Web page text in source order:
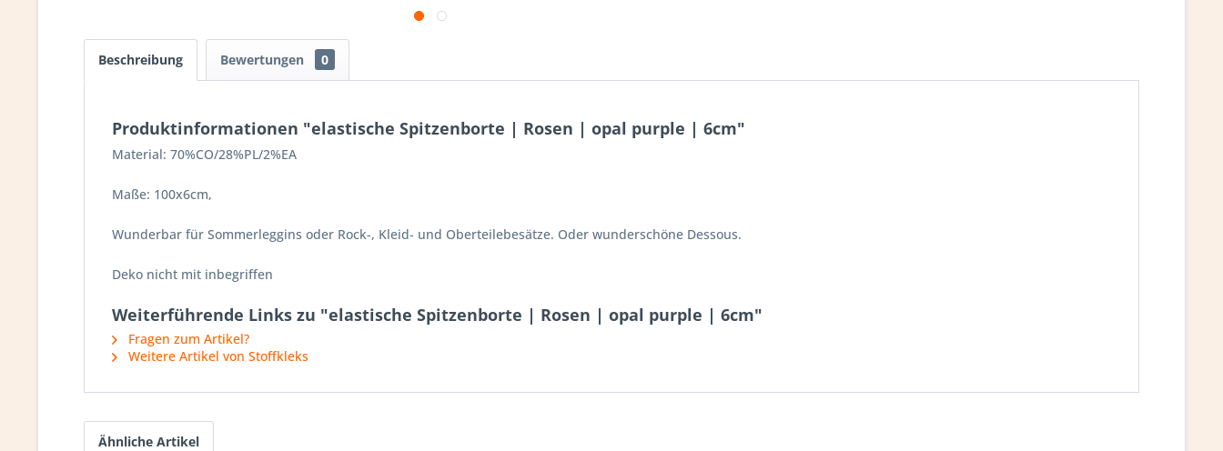
Beschreibung Bewertungen 0
Produktinformationen "elastische Spitzenborte | Rosen | opal purple | 6cm"
Material: 70%CO/28%PL/2%EA
Maße: 100x6cm,
Wunderbar für Sommerleggins oder Rock-, Kleid- und Oberteilebesätze. Oder wunderschöne Dessous.
Deko nicht mit inbegriffen
Weiterführende Links zu "elastische Spitzenborte | Rosen | opal purple | 6cm"
Fragen zum Artikel?
Weitere Artikel von Stoffkleks
Ähnliche Artikel